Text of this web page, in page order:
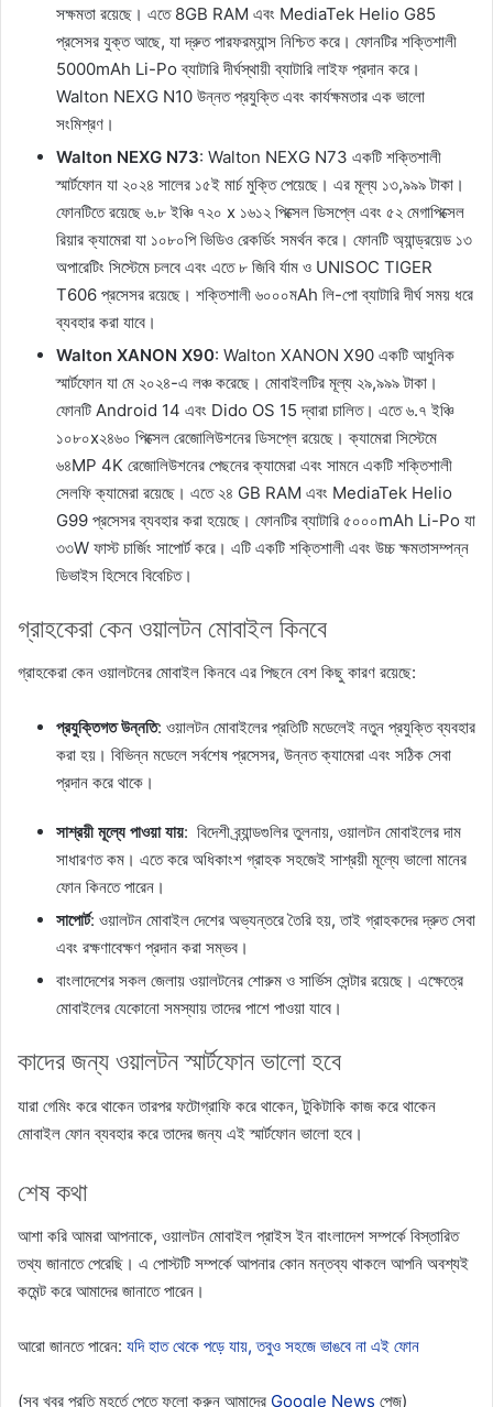
সক্ষমতা রয়েছে। এতে 8GB RAM এবং MediaTek Helio G85
প্রসেসর যুক্ত আছে, যা দ্রুত পারফরম্যান্স নিশ্চিত করে। ফোনটির শক্তিশালী
5000mAh Li-Po ব্যাটারি দীর্ঘস্থায়ী ব্যাটারি লাইফ প্রদান করে।
Walton NEXG N10 উন্নত প্রযুক্তি এবং কার্যক্ষমতার এক ভালো
সংমিশ্রণ।
Walton NEXG N73: Walton NEXG N73 একটি শক্তিশালী
স্মার্টফোন যা ২০২৪ সালের ১৫ই মার্চ মুক্তি পেয়েছে। এর মূল্য ১৩,৯৯৯ টাকা।
ফোনটিতে রয়েছে ৬.৮ ইঞ্চি ৭২০ x ১৬১২ পিক্সেল ডিসপ্লে এবং ৫২ মেগাপিক্সেল
রিয়ার ক্যামেরা যা ১০৮০পি ভিডিও রেকর্ডিং সমর্থন করে। ফোনটি অ্যান্ড্রয়েড ১৩
অপারেটিং সিস্টেমে চলবে এবং এতে ৮ জিবি র্যাম ও UNISOC TIGER
T606 প্রসেসর রয়েছে। শক্তিশালী ৬০০০মAh লি-পো ব্যাটারি দীর্ঘ সময় ধরে
ব্যবহার করা যাবে।
Walton XANON X90: Walton XANON X90 একটি আধুনিক
স্মার্টফোন যা মে ২০২৪-এ লঞ্চ করেছে। মোবাইলটির মূল্য ২৯,৯৯৯ টাকা।
ফোনটি Android 14 এবং Dido OS 15 দ্বারা চালিত। এতে ৬.৭ ইঞ্চি
১০৮০x২৪৬০ পিক্সেল রেজোলিউশনের ডিসপ্লে রয়েছে। ক্যামেরা সিস্টেমে
৬৪MP 4K রেজোলিউশনের পেছনের ক্যামেরা এবং সামনে একটি শক্তিশালী
সেলফি ক্যামেরা রয়েছে। এতে ২৪ GB RAM এবং MediaTek Helio
G99 প্রসেসর ব্যবহার করা হয়েছে। ফোনটির ব্যাটারি ৫০০০mAh Li-Po যা
৩৩W ফাস্ট চার্জিং সাপোর্ট করে। এটি একটি শক্তিশালী এবং উচ্চ ক্ষমতাসম্পন্ন
ডিভাইস হিসেবে বিবেচিত।
গ্রাহকেরা কেন ওয়ালটন মোবাইল কিনবে
গ্রাহকেরা কেন ওয়ালটনের মোবাইল কিনবে এর পিছনে বেশ কিছু কারণ রয়েছে:
প্রযুক্তিগত উন্নতি: ওয়ালটন মোবাইলের প্রতিটি মডেলেই নতুন প্রযুক্তি ব্যবহার
করা হয়। বিভিন্ন মডেলে সর্বশেষ প্রসেসর, উন্নত ক্যামেরা এবং সঠিক সেবা
প্রদান করে থাকে।
সাশ্রয়ী মূল্যে পাওয়া যায়: বিদেশী ব্র্যান্ডগুলির তুলনায়, ওয়ালটন মোবাইলের দাম
সাধারণত কম। এতে করে অধিকাংশ গ্রাহক সহজেই সাশ্রয়ী মূল্যে ভালো মানের
ফোন কিনতে পারেন।
সাপোর্ট: ওয়ালটন মোবাইল দেশের অভ্যন্তরে তৈরি হয়, তাই গ্রাহকদের দ্রুত সেবা
এবং রক্ষণাবেক্ষণ প্রদান করা সম্ভব।
বাংলাদেশের সকল জেলায় ওয়ালটনের শোরুম ও সার্ভিস সেন্টার রয়েছে। এক্ষেত্রে
মোবাইলের যেকোনো সমস্যায় তাদের পাশে পাওয়া যাবে।
কাদের জন্য ওয়ালটন স্মার্টফোন ভালো হবে
যারা গেমিং করে থাকেন তারপর ফটোগ্রাফি করে থাকেন, টুকিটাকি কাজ করে থাকেন
মোবাইল ফোন ব্যবহার করে তাদের জন্য এই স্মার্টফোন ভালো হবে।
শেষ কথা
আশা করি আমরা আপনাকে, ওয়ালটন মোবাইল প্রাইস ইন বাংলাদেশ সম্পর্কে বিস্তারিত
তথ্য জানাতে পেরেছি। এ পোস্টটি সম্পর্কে আপনার কোন মন্তব্য থাকলে আপনি অবশ্যই
কমেন্ট করে আমাদের জানাতে পারেন।
আরো জানতে পারেন: যদি হাত থেকে পড়ে যায়, তবুও সহজে ভাঙবে না এই ফোন
(সব খবর প্রতি মুহূর্তে পেতে ফলো করুন আমাদের Google News পেজ)